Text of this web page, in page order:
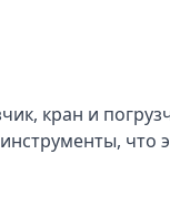
кран и
что